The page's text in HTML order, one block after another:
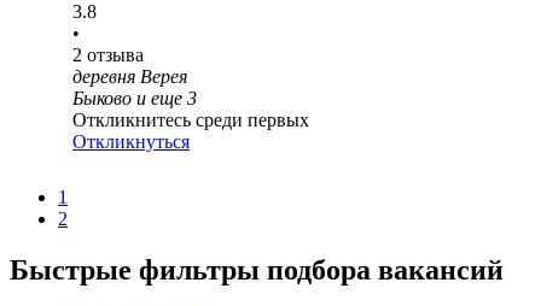
3.8
•
2 отзыва
деревня Верея
Быково и еще 3
Откликнитесь среди первых
Откликнуться
1
2
Быстрые фильтры подбора вакансий